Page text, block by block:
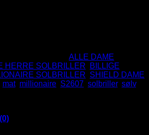
ALLE DAME
HERRE SOLBRILLER
BILLIGE
SOLBRILLER SHIELD DAME
mat, millionaire S2607 solbriller, sølv,